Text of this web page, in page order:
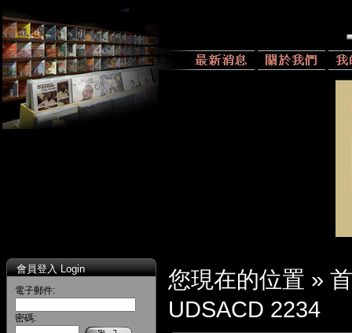
會員登入 Login
電子郵件:
密碼:
您現在的位置 »
UDSACD 2234